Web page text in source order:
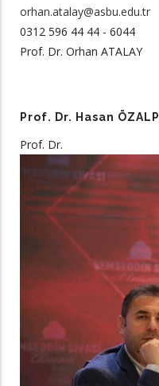
orhan.atalay@asbu.edu.tr
0312 596 44 44 - 6044
Prof. Dr. Orhan ATALAY
Prof. Dr. Hasan ÖZALP
Prof. Dr.